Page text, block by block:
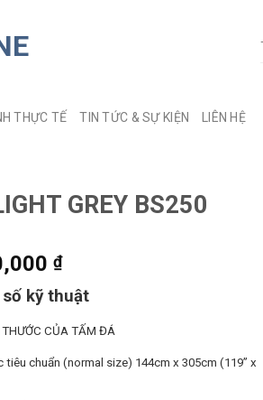
THỰC TẾ TIN TỨC & SỰ KIỆN LIÊN HỆ
GREY BS250
₫
kỹ thuật
THƯỚC CỦA TẤM ĐÁ
tiêu chuẩn (normal size) 144cm x 305cm (119” x